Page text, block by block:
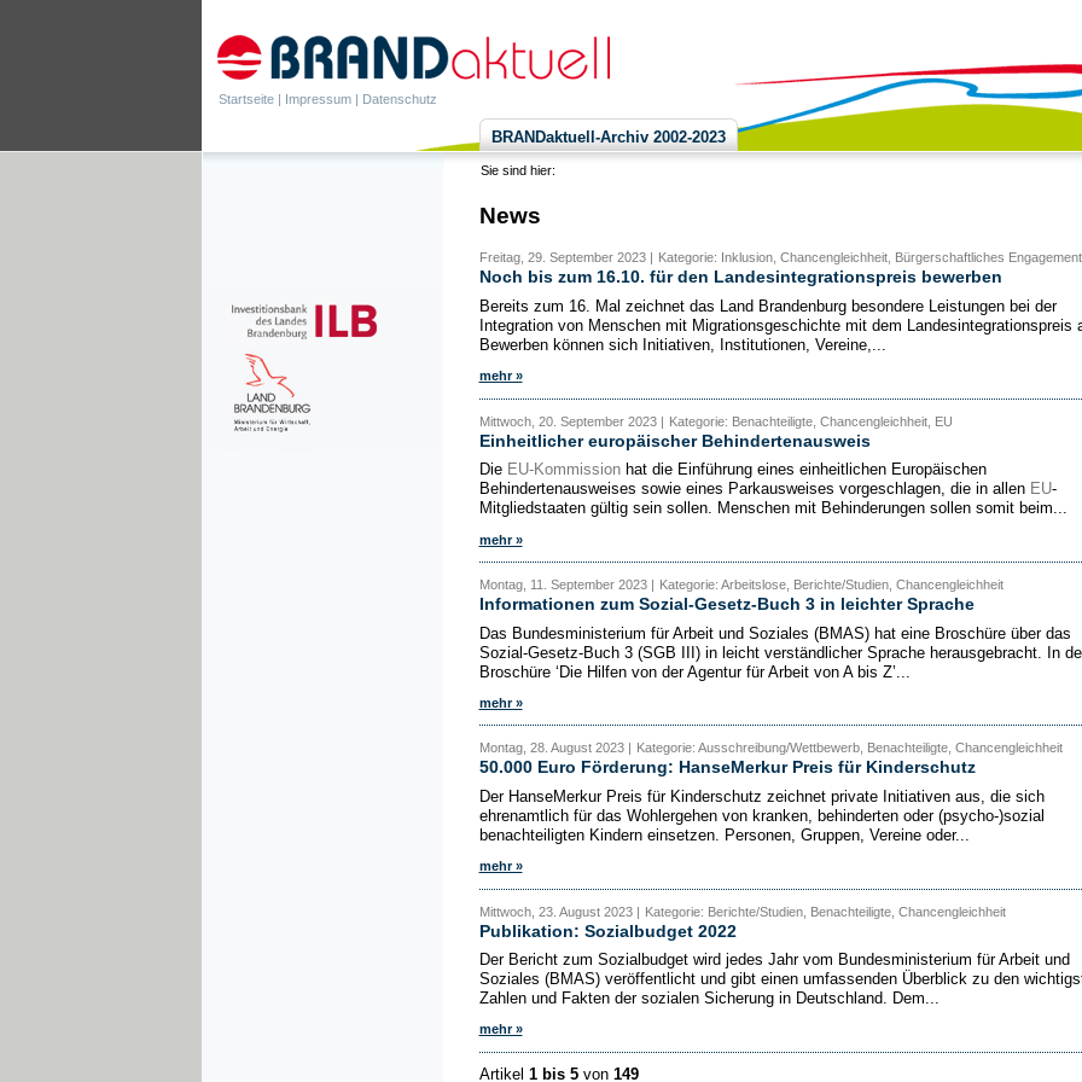
Startseite | Impressum | Datenschutz
BRANDaktuell-Archiv 2002-2023
Sie sind hier:
News
Freitag, 29. September 2023 | Kategorie: Inklusion, Chancengleichheit, Bürgerschaftliches Engagement
Noch bis zum 16.10. für den Landesintegrationspreis bewerben
Bereits zum 16. Mal zeichnet das Land Brandenburg besondere Leistungen bei der
Integration von Menschen mit Migrationsgeschichte mit dem Landesintegrationspreis
Bewerben können sich Initiativen, Institutionen, Vereine,...
mehr »
Mittwoch, 20. September 2023 | Kategorie: Benachteiligte, Chancengleichheit, EU
Einheitlicher europäischer Behindertenausweis
Die EU-Kommissionhat die Einführung eines einheitlichen Europäischen
Behindertenausweises sowie eines Parkausweises vorgeschlagen, die in allen EU-
Mitgliedstaaten gültig sein sollen. Menschen mit Behinderungen sollen somit beim...
mehr »
Montag, 11. September 2023 | Kategorie: Arbeitslose, Berichte/Studien, Chancengleichheit
Informationen zum Sozial-Gesetz-Buch 3 in leichter Sprache
Das Bundesministerium für Arbeit und Soziales (BMAS) hat eine Broschüre über das
Sozial-Gesetz-Buch 3 (SGB III) in leicht verständlicher Sprache herausgebracht. In
Broschüre ‘Die Hilfen von der Agentur für Arbeit von A bis Z’...
mehr »
Montag, 28. August 2023 | Kategorie: Ausschreibung/Wettbewerb, Benachteiligte, Chancengleichheit
50.000 Euro Förderung: HanseMerkur Preis für Kinderschutz
Der HanseMerkur Preis für Kinderschutz zeichnet private Initiativen aus, die sich
ehrenamtlich für das Wohlergehen von kranken, behinderten oder (psycho-)sozial
benachteiligten Kindern einsetzen. Personen, Gruppen, Vereine oder...
mehr »
Mittwoch, 23. August 2023 | Kategorie: Berichte/Studien, Benachteiligte, Chancengleichheit
Publikation: Sozialbudget 2022
Der Bericht zum Sozialbudget wird jedes Jahr vom Bundesministerium für Arbeit und
Soziales (BMAS) veröffentlicht und gibt einen umfassenden Überblick zu den
Zahlen und Fakten der sozialen Sicherung in Deutschland. Dem...
mehr »
Artikel 1 bis 5von 149